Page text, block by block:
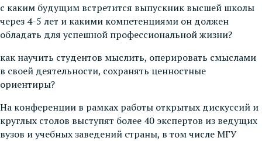
с каким будущим встретится выпускник высшей школы
через 4-5 лет и какими компетенциями он должен
обладать для успешной профессиональной жизни?
как научить студентов мыслить, оперировать смыслами
в своей деятельности, сохранять ценностные
ориентиры?
На конференции в рамках работы открытых дискуссий и
круглых столов выступят более 40 экспертов из ведущих
вузов и учебных заведений страны, в том числе МГУ